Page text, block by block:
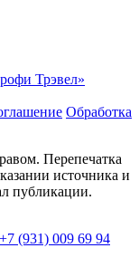
Трэвeл»
Обработка
Перепечатка
источника и
публикации.
+7 (931) 009 69 94